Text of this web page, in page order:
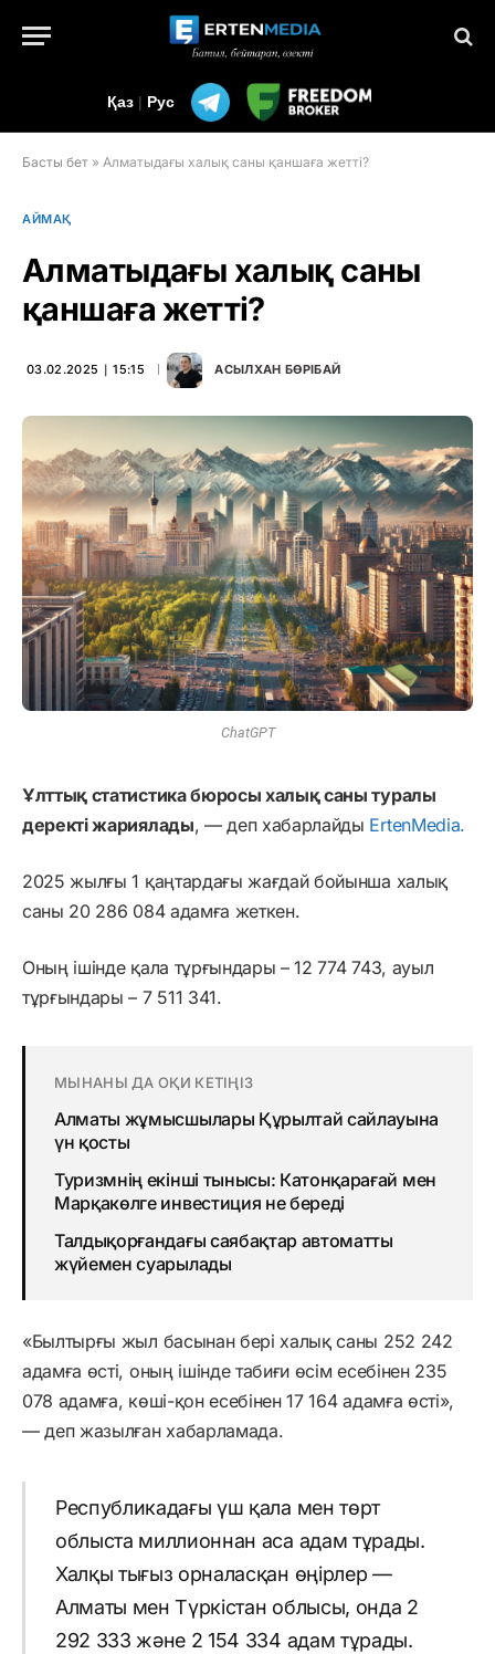
Қаз | Рус
Басты бет » Алматыдағы халық саны қаншаға жетті?
АЙМАҚ
Алматыдағы халық саны
қаншаға жетті?
03.02.2025 ∣ 15:15 АСЫЛХАН БӨРІБАЙ
ChatGPT
Ұлттық статистика бюросы халық саны туралы
деректі жариялады, — деп хабарлайды ErtenMedia.
2025 жылғы 1 қаңтардағы жағдай бойынша халық
саны 20 286 084 адамға жеткен.
Оның ішінде қала тұрғындары – 12 774 743, ауыл
тұрғындары – 7 511 341.
МЫНАНЫ ДА ОҚИ КЕТІҢІЗ
Алматы жұмысшылары Құрылтай сайлауына
үн қосты
Туризмнің екінші тынысы: Катонқарағай мен
Марқакөлге инвестиция не береді
Талдықорғандағы саябақтар автоматты
жүйемен суарылады
«Былтырғы жыл басынан бері халық саны 252 242
адамға өсті, оның ішінде табиғи өсім есебінен 235
078 адамға, көші-қон есебінен 17 164 адамға өсті»,
— деп жазылған хабарламада.
Республикадағы үш қала мен төрт
облыста миллионнан аса адам тұрады.
Халқы тығыз орналасқан өңірлер —
Алматы мен Түркістан облысы, онда 2
292 333 және 2 154 334 адам тұрады.